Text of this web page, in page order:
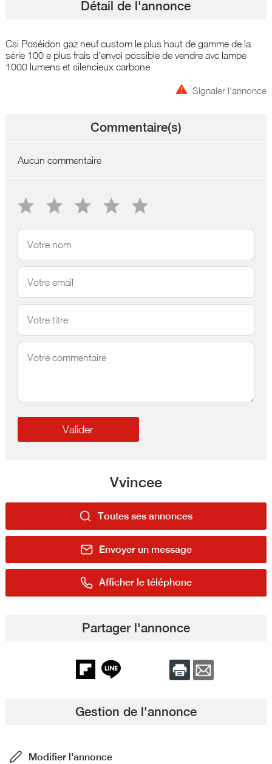
Détail de l'annonce
Csi Poséidon gaz neuf custom le plus haut de gamme de la
série 100 e plus frais d'envoi possible de vendre avc lampe
1000 lumens et silencieux carbone
Signaler l'annonce
Commentaire(s)
Aucun commentaire
Vvincee
Toutes ses annonces
Envoyer un message
Afficher le téléphone
Partager l'annonce
Gestion de l'annonce
Modifier l'annonce